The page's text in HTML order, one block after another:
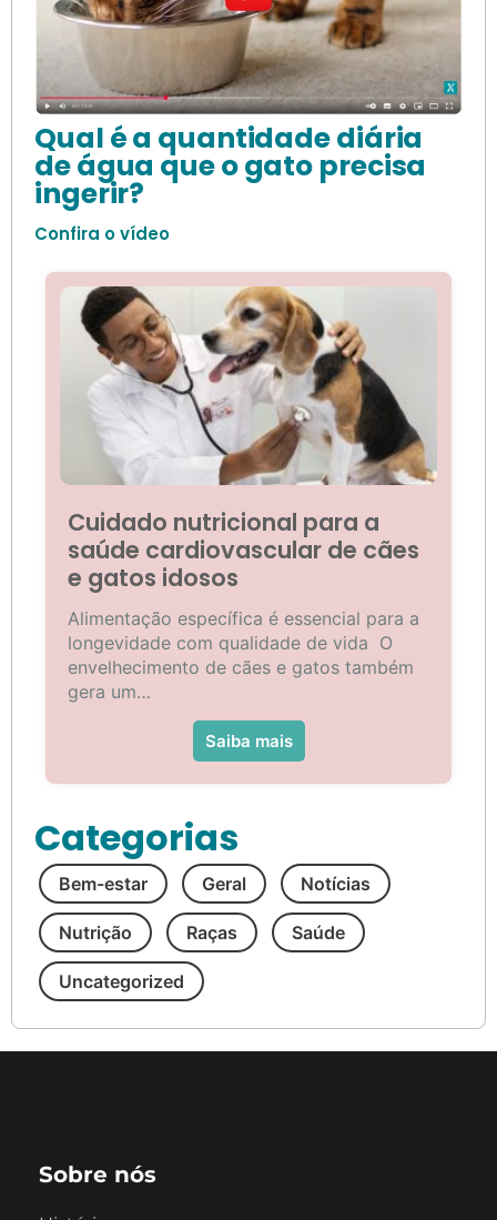
Qual é a quantidade diária
de água que o gato precisa
ingerir?
Confira o vídeo
Cuidado nutricional para a
saúde cardiovascular de cães
e gatos idosos
Alimentação específica é essencial para a
longevidade com qualidade de vida O
envelhecimento de cães e gatos também
gera um…
Saiba mais
Categorias
Bem-estar Geral Notícias
Nutrição Raças Saúde
Uncategorized
Sobre nós